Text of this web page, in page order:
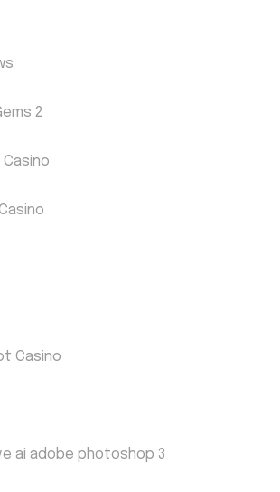
2
Casino
ai adobe photoshop 3